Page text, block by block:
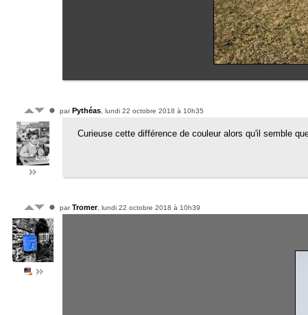
parPythéas , lundi 22 octobre 2018 à 10h35
Curieuse cette différence de couleur alors qu'il semble
parTromer, lundi 22 octobre 2018 à 10h39